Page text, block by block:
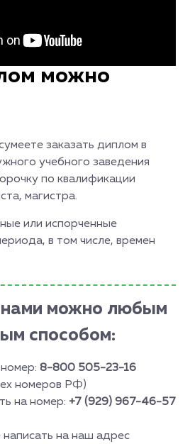
можно
заказать диплом в
учебного заведения
по квалификации
магистра.
или испорченные
в том числе, времен
нами можно любым
способом:
8-800 505-23-16
номеров РФ)
на номер: +7 (929) 967-46-57
на наш адрес